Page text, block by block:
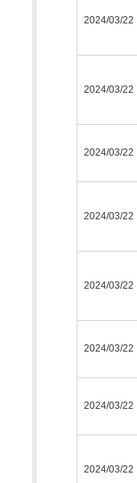
2024/03/22
2024/03/22
2024/03/22
2024/03/22
2024/03/22
2024/03/22
2024/03/22
2024/03/22